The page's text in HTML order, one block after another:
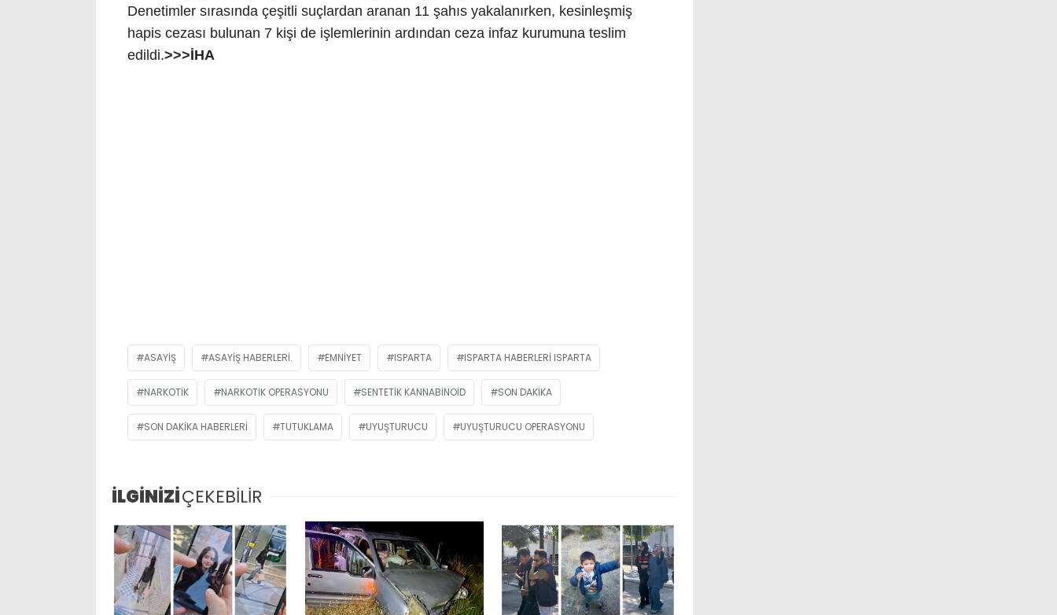
Denetimler sırasında çeşitli suçlardan aranan 11 şahıs yakalanırken, kesinleşmiş
hapis cezası bulunan 7 kişi de işlemlerinin ardından ceza infaz kurumuna teslim
edildi.>>>İHA
ASAYIŞ ASAYIŞ HABERLERI. EMNIYET ISPARTA ISPARTA HABERLERI ISPARTA
NARKOTIK NARKOTIK OPERASYONU SENTETIK KANNABINOID SON DAKIKA
SON DAKIKA HABERLERI TUTUKLAMA UYUŞTURUCU UYUŞTURUCU OPERASYONU
İLGİNİZİÇEKEBİLİR